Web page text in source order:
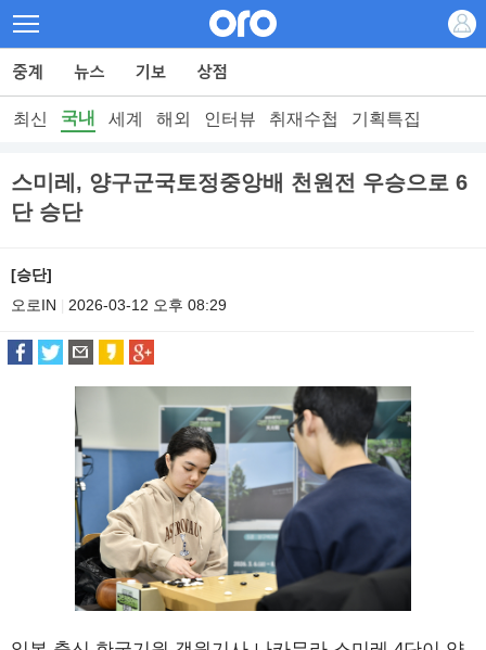
최신 국내 세계 해외 인터뷰 취재수첩 기획특집
스미레, 양구군국토정중앙배 천원전 우승으로 6
단 승단
[승단]
오로IN
2026-03-12 오후 08:29